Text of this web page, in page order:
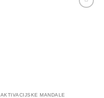
AKTIVACIJSKE MANDALE